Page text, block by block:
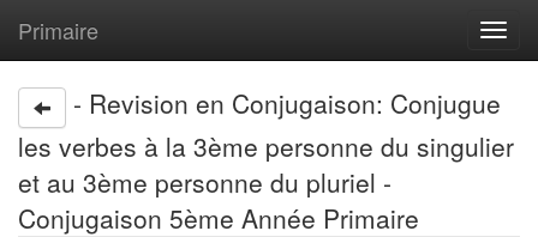
Primaire
- Revision en Conjugaison: Conjugue
les verbes à la 3ème personne du singulier
et au 3ème personne du pluriel -
Conjugaison 5ème Année Primaire